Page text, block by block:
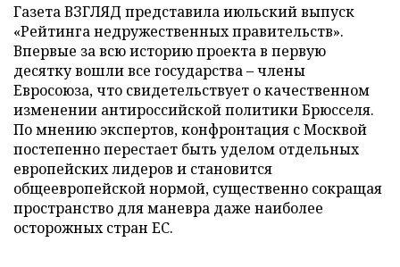
Газета ВЗГЛЯД представила июльский выпуск
«Рейтинга недружественных правительств».
Впервые за всю историю проекта в первую
десятку вошли все государства – члены
Евросоюза, что свидетельствует о качественном
изменении антироссийской политики Брюсселя.
По мнению экспертов, конфронтация с Москвой
постепенно перестает быть уделом отдельных
европейских лидеров и становится
общеевропейской нормой, существенно сокращая
пространство для маневра даже наиболее
осторожных стран ЕС.